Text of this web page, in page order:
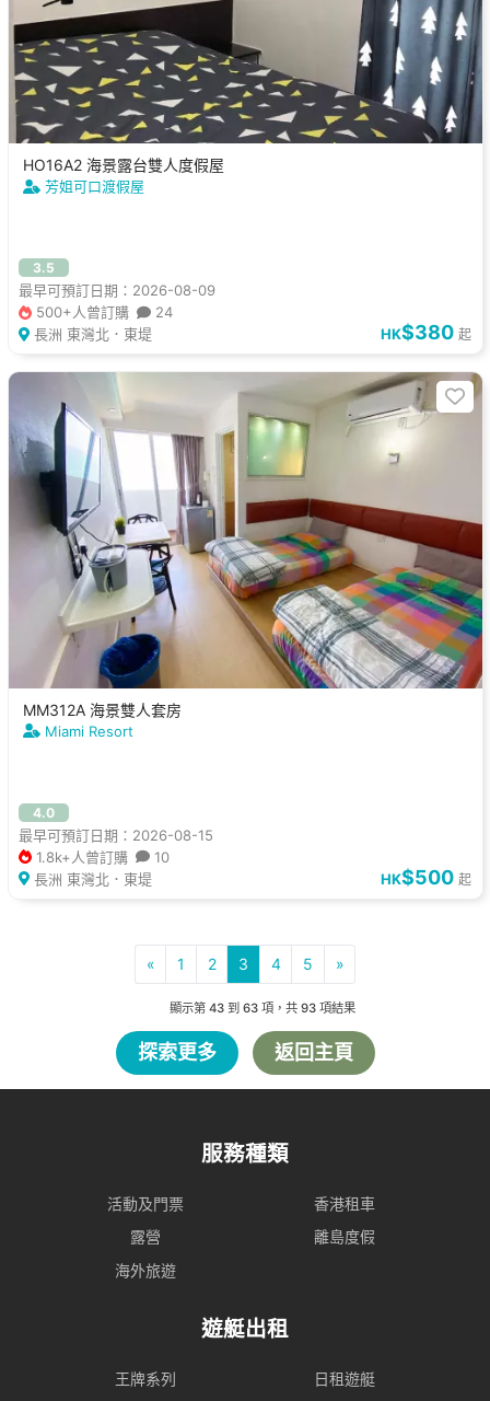
HO16A2 海景露台雙人度假屋
芳姐可口渡假屋
3.5
最早可預訂日期：2026-08-09
500+人曾訂購
24
長洲 東灣北．東堤
HK$380 起
MM312A 海景雙人套房
Miami Resort
4.0
最早可預訂日期：2026-08-15
1.8k+人曾訂購
10
長洲 東灣北．東堤
HK$500 起
« 1 2 3 4 5 »
顯示第 43 到 63 項，共 93 項結果
探索更多 返回主頁
服務種類
活動及門票
香港租車
露營
離島度假
海外旅遊
遊艇出租
王牌系列
日租遊艇